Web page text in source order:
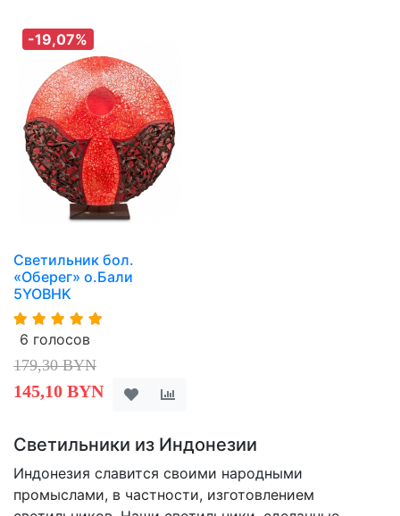
-19,07%
Светильник бол.
«Оберег» о.Бали
5YOBHK
6 голосов
179,30 BYN
145,10 BYN
Светильники из Индонезии
Индонезия славится своими народными
промыслами, в частности, изготовлением